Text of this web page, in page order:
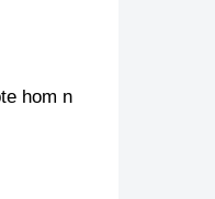
hom n